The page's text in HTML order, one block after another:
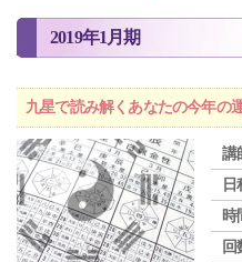
2019年1月期
九星で読み解くあなたの今年の
講
日
時
回